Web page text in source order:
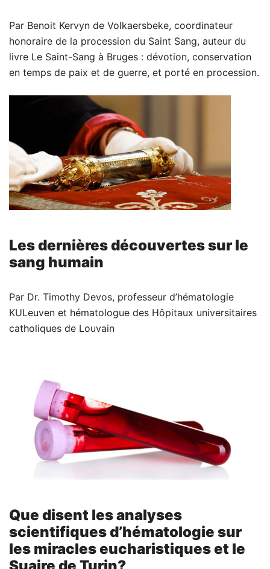
Par Benoit Kervyn de Volkaersbeke, coordinateur
honoraire de la procession du Saint Sang, auteur du
livre Le Saint-Sang à Bruges : dévotion, conservation
en temps de paix et de guerre, et porté en procession.
Les dernières découvertes sur le
sang humain
Par Dr. Timothy Devos, professeur d’hématologie
KULeuven et hématologue des Hôpitaux universitaires
catholiques de Louvain
Que disent les analyses
scientifiques d’hématologie sur
les miracles eucharistiques et le
Suaire de Turin?